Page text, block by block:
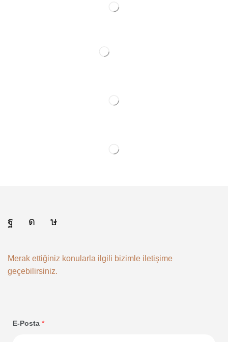
Merak ettiğiniz konularla ilgili bizimle iletişime
geçebilirsiniz.
E-Posta *